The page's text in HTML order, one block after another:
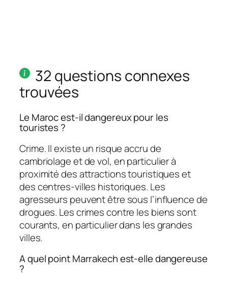
32 questions connexes
trouvées
Le Maroc est-il dangereux pour les
touristes ?
Crime. Il existe un risque accru de
cambriolage et de vol, en particulier à
proximité des attractions touristiques et
des centres-villes historiques. Les
agresseurs peuvent être sous l’influence de
drogues. Les crimes contre les biens sont
courants, en particulier dans les grandes
villes.
A quel point Marrakech est-elle dangereuse
?